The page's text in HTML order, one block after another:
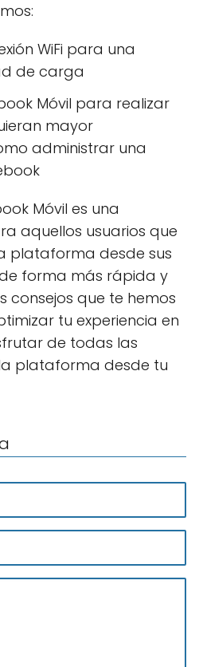
WiFi para una
de carga
Móvil para realizar
mayor
administrar una
Móvil es una
aquellos usuarios que
plataforma desde sus
forma más rápida y
consejos que te hemos
tu experiencia en
de todas las
plataforma desde tu